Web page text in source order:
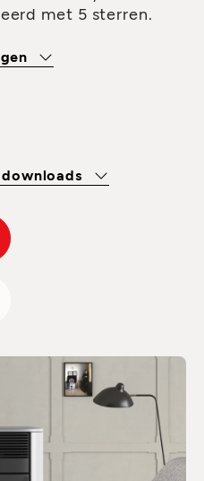
met 5 sterren.
downloads